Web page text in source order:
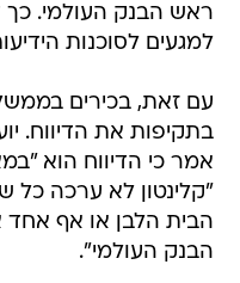
ראש הבנק העולמי. כך
למגעים לסוכנות
עם זאת, בכירים
בתקיפות את הדיווח.
אמר כי הדיווח הוא
"קלינטון לא ערכה
הבית הלבן או אף אחד
הבנק העולמי".